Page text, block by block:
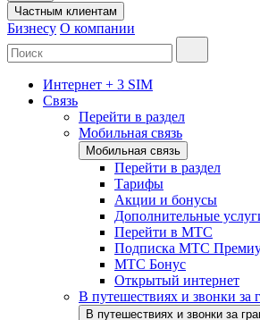
Частным клиентам
Бизнесу О компании
Интернет + 3 SIM
Связь
Перейти в раздел
Мобильная связь
Мобильная связь
Перейти в раздел
Тарифы
Акции и бонусы
Дополнительные
Перейти в МТС
Подписка МТС
МТС Бонус
Открытый интернет
В путешествиях и звонки за
В путешествиях и звонки за